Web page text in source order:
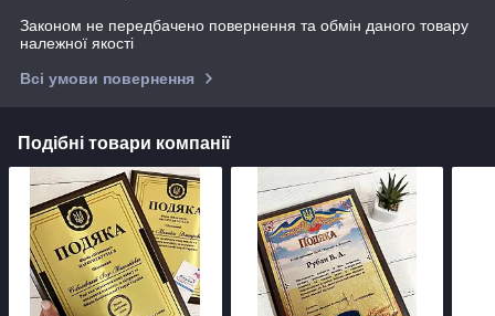
Законом не передбачено повернення та обмін даного товару
належної якості
Всі умови повернення
Подібні товари компанії